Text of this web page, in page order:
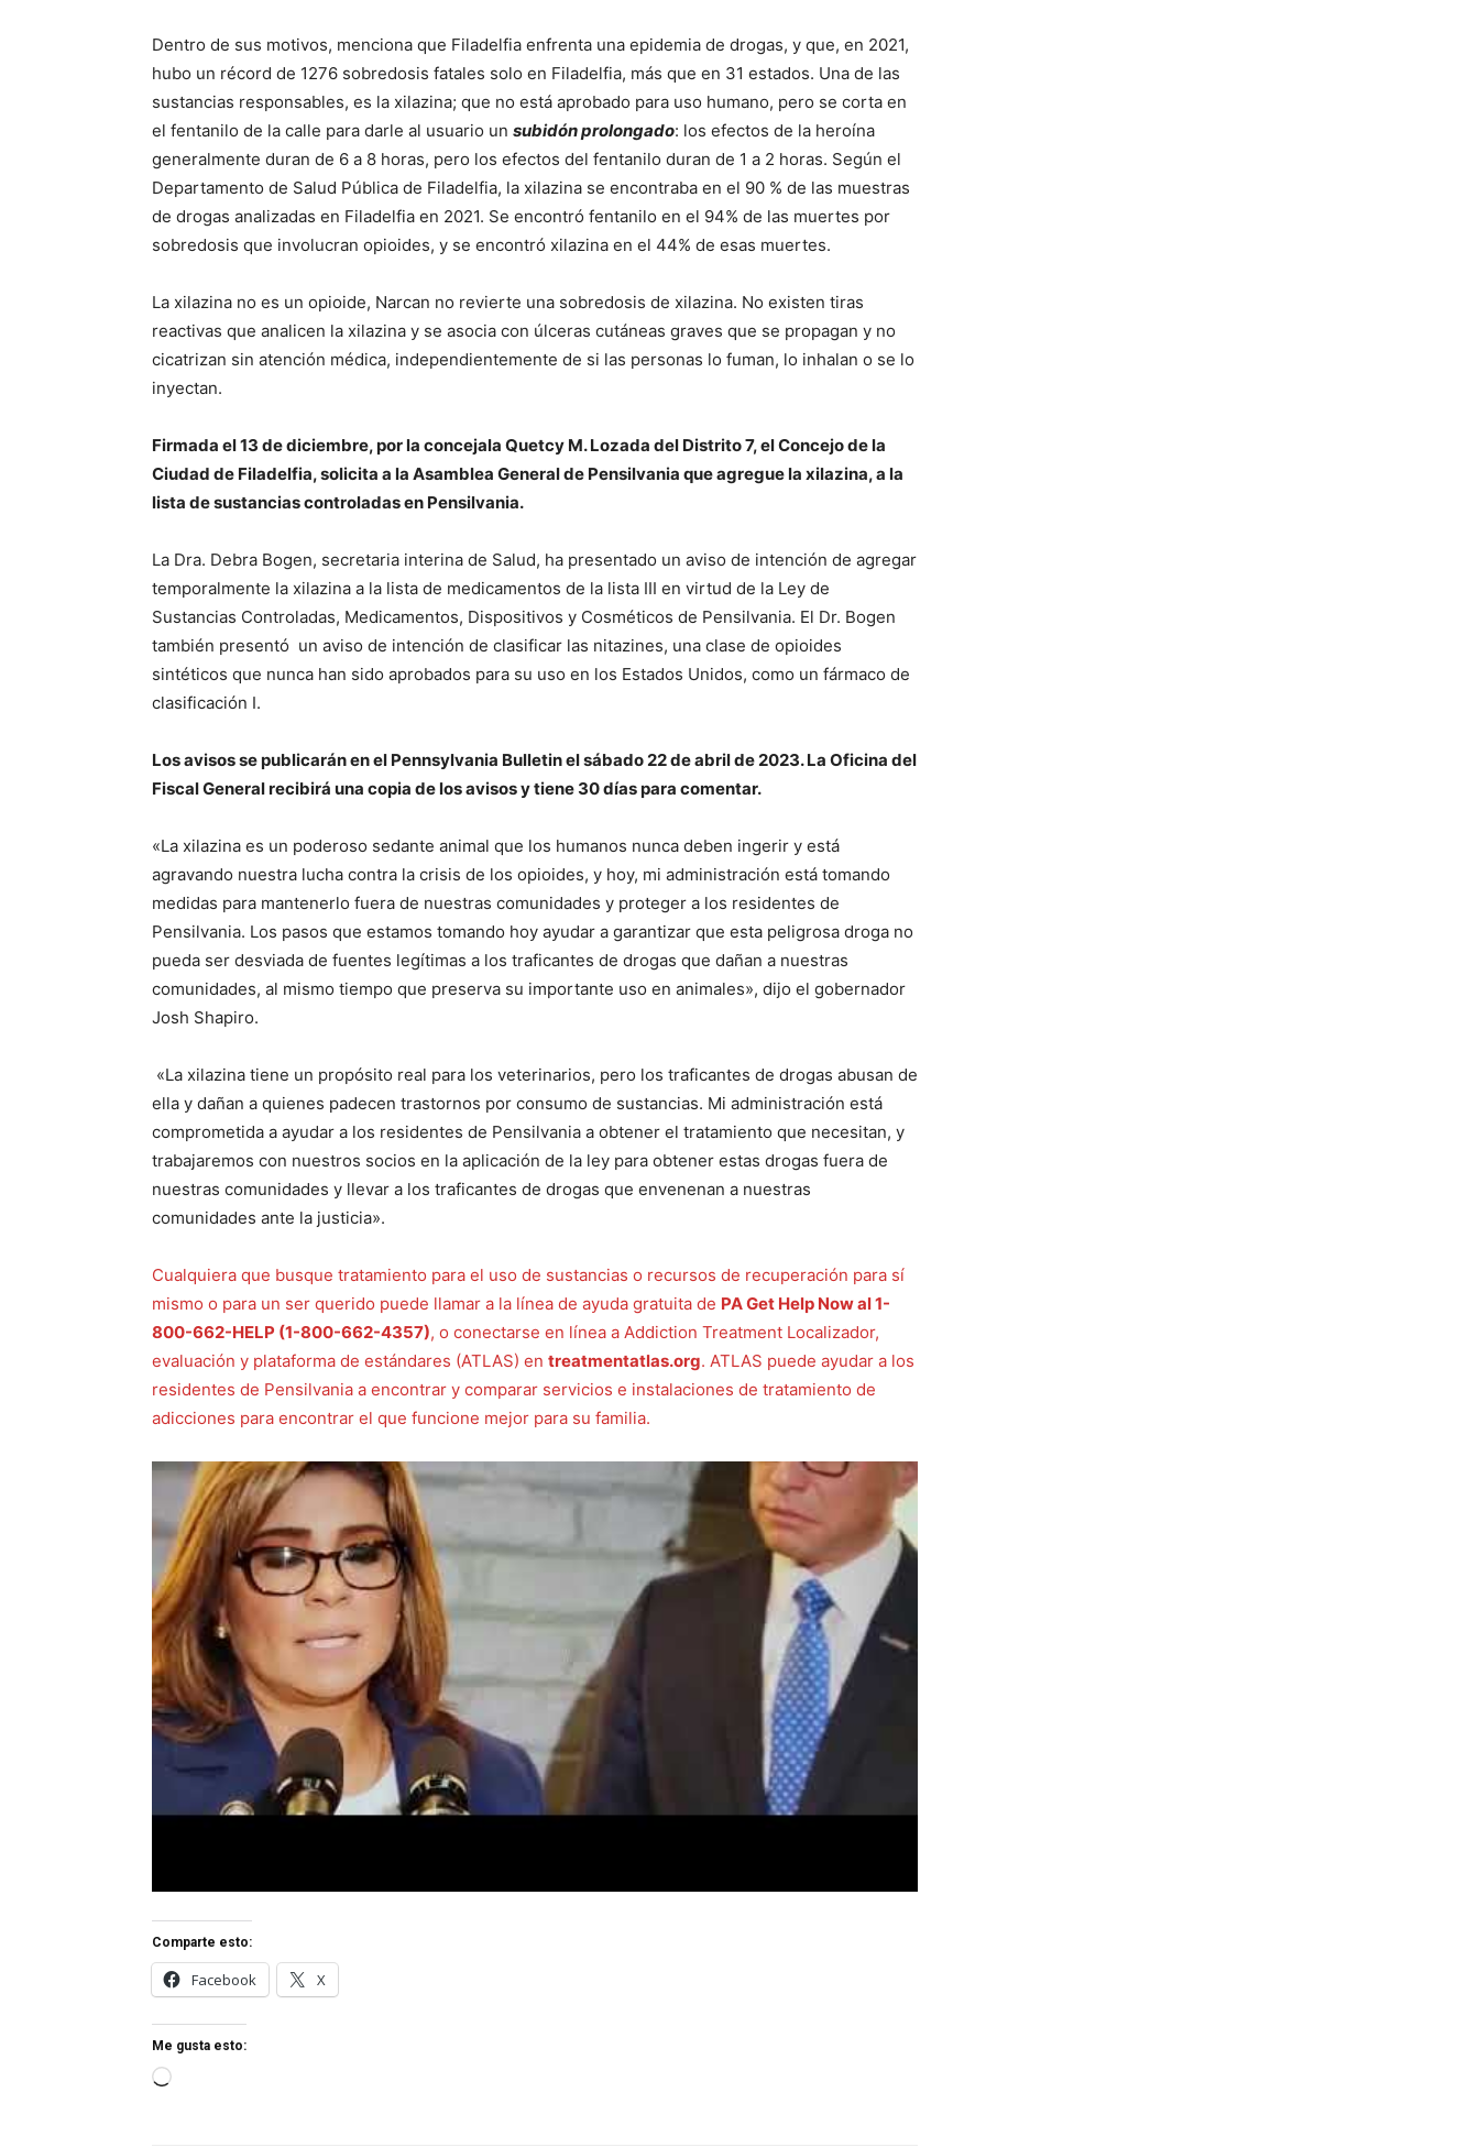
Dentro de sus motivos, menciona que Filadelfia enfrenta una epidemia de drogas, y que, en 2021,
hubo un récord de 1276 sobredosis fatales solo en Filadelfia, más que en 31 estados. Una de las
sustancias responsables, es la xilazina; que no está aprobado para uso humano, pero se corta en
el fentanilo de la calle para darle al usuario un subidón prolongado: los efectos de la heroína
generalmente duran de 6 a 8 horas, pero los efectos del fentanilo duran de 1 a 2 horas. Según el
Departamento de Salud Pública de Filadelfia, la xilazina se encontraba en el 90 % de las muestras
de drogas analizadas en Filadelfia en 2021. Se encontró fentanilo en el 94% de las muertes por
sobredosis que involucran opioides, y se encontró xilazina en el 44% de esas muertes.
La xilazina no es un opioide, Narcan no revierte una sobredosis de xilazina. No existen tiras
reactivas que analicen la xilazina y se asocia con úlceras cutáneas graves que se propagan y no
cicatrizan sin atención médica, independientemente de si las personas lo fuman, lo inhalan o se lo
inyectan.
Firmada el 13 de diciembre, por la concejala Quetcy M. Lozada del Distrito 7, el Concejo de la
Ciudad de Filadelfia, solicita a la Asamblea General de Pensilvania que agregue la xilazina, a la
lista de sustancias controladas en Pensilvania.
La Dra. Debra Bogen, secretaria interina de Salud, ha presentado un aviso de intención de agregar
temporalmente la xilazina a la lista de medicamentos de la lista III en virtud de la Ley de
Sustancias Controladas, Medicamentos, Dispositivos y Cosméticos de Pensilvania. El Dr. Bogen
también presentó un aviso de intención de clasificar las nitazines, una clase de opioides
sintéticos que nunca han sido aprobados para su uso en los Estados Unidos, como un fármaco de
clasificación I.
Los avisos se publicarán en el Pennsylvania Bulletin el sábado 22 de abril de 2023. La Oficina del
Fiscal General recibirá una copia de los avisos y tiene 30 días para comentar.
«La xilazina es un poderoso sedante animal que los humanos nunca deben ingerir y está
agravando nuestra lucha contra la crisis de los opioides, y hoy, mi administración está tomando
medidas para mantenerlo fuera de nuestras comunidades y proteger a los residentes de
Pensilvania. Los pasos que estamos tomando hoy ayudar a garantizar que esta peligrosa droga no
pueda ser desviada de fuentes legítimas a los traficantes de drogas que dañan a nuestras
comunidades, al mismo tiempo que preserva su importante uso en animales», dijo el gobernador
Josh Shapiro.
«La xilazina tiene un propósito real para los veterinarios, pero los traficantes de drogas abusan de
ella y dañan a quienes padecen trastornos por consumo de sustancias. Mi administración está
comprometida a ayudar a los residentes de Pensilvania a obtener el tratamiento que necesitan, y
trabajaremos con nuestros socios en la aplicación de la ley para obtener estas drogas fuera de
nuestras comunidades y llevar a los traficantes de drogas que envenenan a nuestras
comunidades ante la justicia».
Cualquiera que busque tratamiento para el uso de sustancias o recursos de recuperación para sí
mismo o para un ser querido puede llamar a la línea de ayuda gratuita de PA Get Help Now al 1-
800-662-HELP (1-800-662-4357), o conectarse en línea a Addiction Treatment Localizador,
evaluación y plataforma de estándares (ATLAS) en treatmentatlas.org. ATLAS puede ayudar a los
residentes de Pensilvania a encontrar y comparar servicios e instalaciones de tratamiento de
adicciones para encontrar el que funcione mejor para su familia.
Comparte esto:
Facebook X
Me gusta esto:
Cargando...